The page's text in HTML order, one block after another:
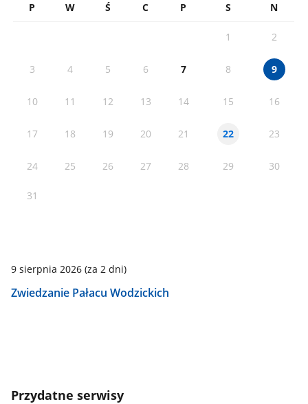
P W Ś C P S N
1 2
3 4 5 6 7 8 9
10 11 12 13 14 15 16
17 18 19 20 21 22 23
24 25 26 27 28 29 30
31
9 sierpnia 2026(za 2 dni)
Zwiedzanie Pałacu Wodzickich
Przydatne serwisy